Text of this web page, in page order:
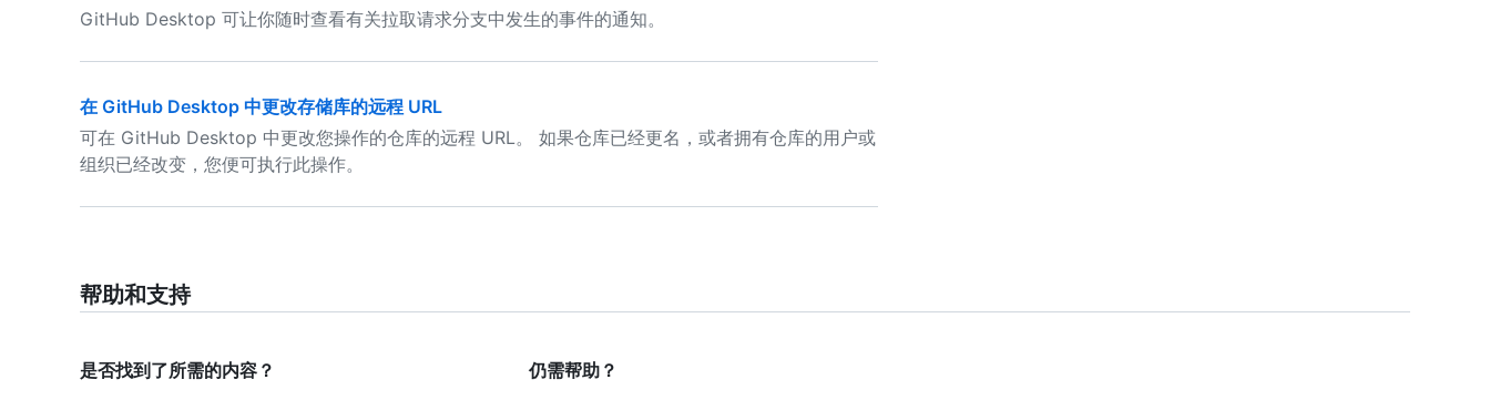
GitHub Desktop 可让你随时查看有关拉取请求分支中发生的事件的通知。
在 GitHub Desktop 中更改存储库的远程 URL
可在 GitHub Desktop 中更改您操作的仓库的远程 URL。 如果仓库已经更名，或者拥有仓库的用户或
组织已经改变，您便可执行此操作。
帮助和支持
是否找到了所需的内容？ 仍需帮助？